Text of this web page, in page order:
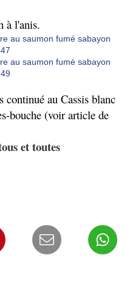
à l'anis.
continué au Cassis blanc
bouche (voir article de
et toutes